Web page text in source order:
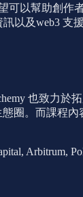
以幫助創
訊以及web3
也致力於
而課程內容
Arbitrum,